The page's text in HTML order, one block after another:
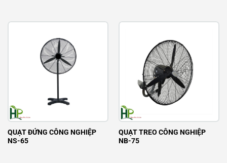
QUẠT ĐỨNG CÔNG NGHIỆP
NS-65
QUẠT TREO CÔNG NGHIỆP
NB-75